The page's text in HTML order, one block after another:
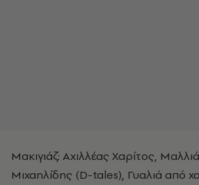
Μακιγιάζ: Αχιλλέας Χαρίτος,
Μιχαηλίδης (D-tales), Γυαλιά από